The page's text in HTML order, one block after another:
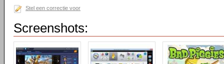
Stel een correctie voor
Screenshots: